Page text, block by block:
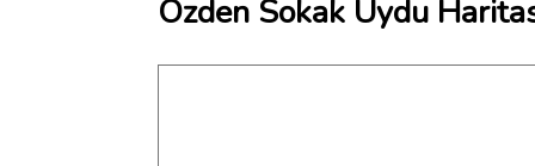
Özden Sokak Uydu